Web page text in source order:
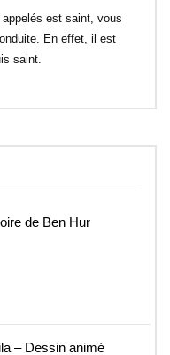
est saint, vous
En effet, il est
saint.
de Ben Hur
– Dessin animé